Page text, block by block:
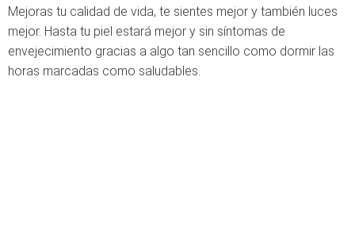
Mejoras tu calidad de vida, te sientes mejor y también luces
mejor. Hasta tu piel estará mejor y sin síntomas de
envejecimiento gracias a algo tan sencillo como dormir las
horas marcadas como saludables.